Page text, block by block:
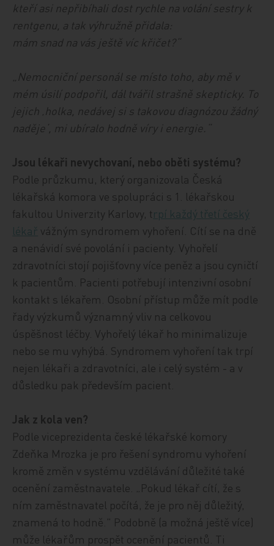
kteří asi nepřibíhali dost rychle na volání sestry k
rentgenu, a tak výhružně přidala:
mám snad na vás ještě víc křičet?“
„Nemocniční personál se místo toho, aby mě v
mém úsilí podpořil, dál tvářil strašně skepticky. To
jejich ‚holka, nedávej si s takovou diagnózou žádný
naděje‘, mi ubíralo hodně víry i energie.“
Jsou lékaři nevychovaní, nebo oběti systému?
Podle průzkumu, který organizovala Česká
lékařská komora ve spolupráci s 1. lékařskou
fakultou Univerzity Karlovy, trpí každý třetí český
lékař vážným syndromem vyhoření. Cítí se na dně
a nenávidí své povolání i pacienty. Vyhořelí
zdravotníci stojí pojišťovny více peněz a jsou cyničtí
k pacientům. Pacienti potřebují intenzivní osobní
kontakt s lékařem. Osobní přístup může mít podle
řady výzkumů významný vliv na celkovou
úspěšnost léčby. Vyhořelý lékař ho minimalizuje
nebo se mu vyhýbá. Syndromem vyhoření tak trpí
nejen lékaři a zdravotníci, ale i celý systém - a v
důsledku pak především pacient.
Jak z kola ven?
Podle viceprezidenta české lékařské komory
Zdeňka Mrozka je pro řešení syndromu vyhoření
kromě změn v systému vzdělávání důležité také
ocenění zaměstnavatele. „Pokud lékař cítí, že s
ním zaměstnavatel počítá, že je pro něj důležitý,
znamená to hodně." Podobně (a možná ještě více)
může lékařům prospět ocenění pacientů. Ti